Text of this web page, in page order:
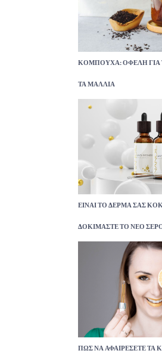
ΚΟΜΠΟΎΧΑ: ΟΦΈΛΗ ΓΙΑ
ΤΑ ΜΑΛΛΙΆ
ΕΊΝΑΙ ΤΟ ΔΈΡΜΑ ΣΑΣ
ΔΟΚΙΜΆΣΤΕ ΤΟ ΝΈΟ
ΠΏΣ ΝΑ ΑΦΑΙΡΈΣΕΤΕ ΤΑ